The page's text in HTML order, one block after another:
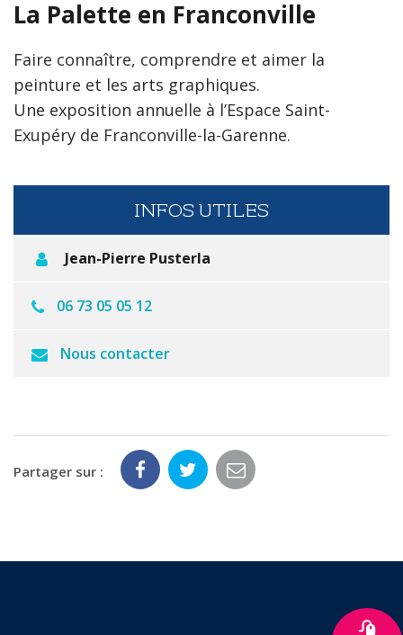
La Palette en Franconville
Faire connaître, comprendre et aimer la
peinture et les arts graphiques.
Une exposition annuelle à l’Espace Saint-
Exupéry de Franconville-la-Garenne.
INFOS UTILES
Jean-Pierre Pusterla
06 73 05 05 12
Nous contacter
Partager sur :